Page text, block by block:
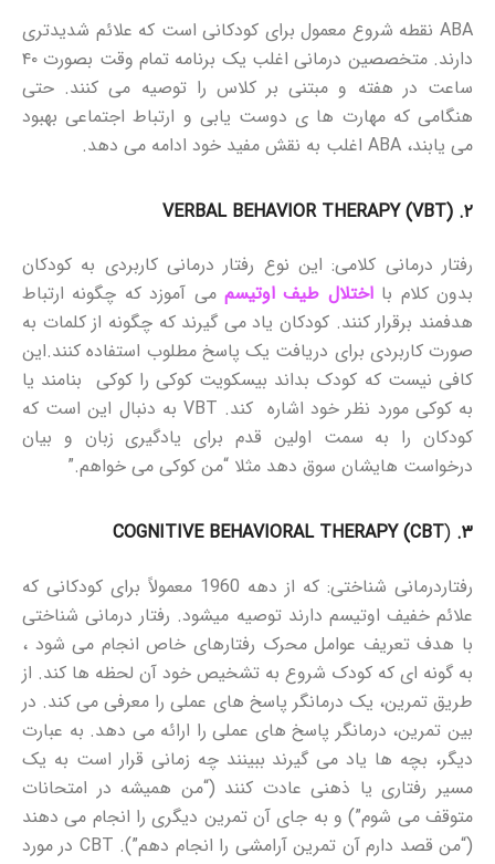
ABA نقطه شروع معمول برای کودکانی است که علائم شدیدتری
دارند. متخصصین درمانی اغلب یک برنامه تمام وقت بصورت ۴۰
ساعت در هفته و مبتنی بر کلاس را توصیه می کنند. حتی
هنگامی که مهارت ها ی دوست یابی و ارتباط اجتماعی بهبود
می یابند، ABA اغلب به نقش مفید خود ادامه می دهد.
۲. (
VERBAL BEHAVIOR THERAPY (VBT
رفتار درمانی کلامی: این نوع رفتار درمانی کاربردی به کودکان
بدون کلام بااختلال طیف اوتیسم می آموزد که چگونه ارتباط
هدفمند برقرار کنند. کودکان یاد می گیرند که چگونه از کلمات به
صورت کاربردی برای دریافت یک پاسخ مطلوب استفاده کنند.این
کافی نیست که کودک بداند بیسکویت کوکی را کوکی بنامند یا
به کوکی مورد نظر خود اشاره کند. VBT به دنبال این است که
کودکان را به سمت اولین قدم برای یادگیری زبان و بیان
درخواست هایشان سوق دهد مثلا “من کوکی می خواهم.”
۳. (
COGNITIVE BEHAVIORAL THERAPY (CBT
رفتاردرمانی شناختی: که از دهه 1960 معمولاً برای کودکانی که
علائم خفیف اوتیسم دارند توصیه میشود. رفتار درمانی شناختی
با هدف تعریف عوامل محرک رفتارهای خاص انجام می شود ،
به گونه ای که کودک شروع به تشخیص خود آن لحظه ها کند. از
طریق تمرین، یک درمانگر پاسخ های عملی را معرفی می کند. در
بین تمرین، درمانگر پاسخ های عملی را ارائه می دهد. به عبارت
دیگر، بچه ها یاد می گیرند ببینند چه زمانی قرار است به یک
مسیر رفتاری یا ذهنی عادت کنند (“من همیشه در امتحانات
متوقف می شوم”) و به جای آن تمرین دیگری را انجام می دهند
(“من قصد دارم آن تمرین آرامشی را انجام دهم”). CBT در مورد